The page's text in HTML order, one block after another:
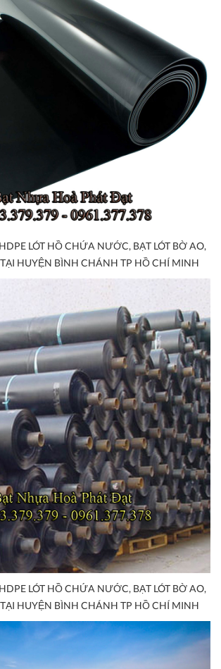
LÓT HỒ CHỨA NƯỚC, BẠT LÓT BỜ AO,
HUYỆN BÌNH CHÁNH TP HỒ CHÍ MINH
LÓT HỒ CHỨA NƯỚC, BẠT LÓT BỜ AO,
HUYỆN BÌNH CHÁNH TP HỒ CHÍ MINH